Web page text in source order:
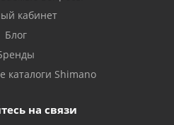
кабинет
Блог
каталоги Shimano
на связи